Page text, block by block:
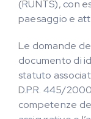
(RUNTS), con
paesaggio e
Le domande
documento di
statuto
D.P.R. 445/
competenze